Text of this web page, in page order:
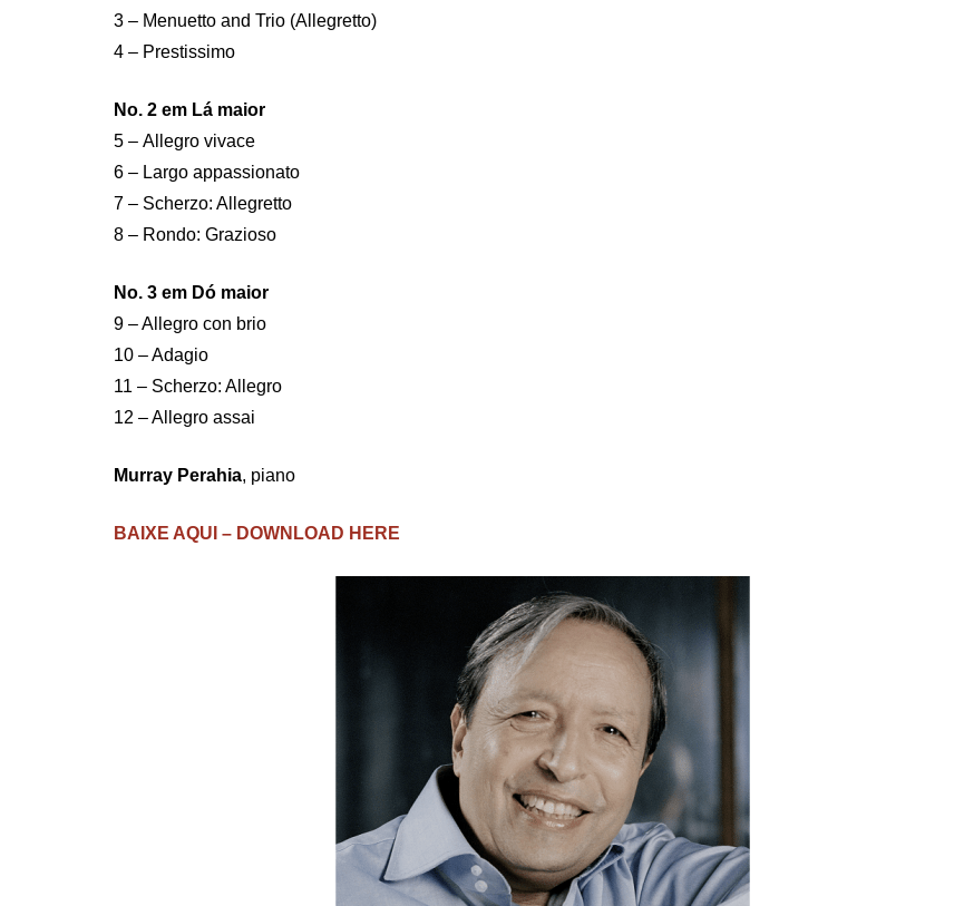
3 – Menuetto and Trio (Allegretto)
4 – Prestissimo
No. 2 em Lá maior
5 – Allegro vivace
6 – Largo appassionato
7 – Scherzo: Allegretto
8 – Rondo: Grazioso
No. 3 em Dó maior
9 – Allegro con brio
10 – Adagio
11 – Scherzo: Allegro
12 – Allegro assai
Murray Perahia, piano
BAIXE AQUI – DOWNLOAD HERE